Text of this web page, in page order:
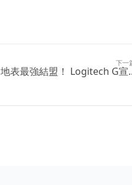
下一
地表最強結盟！ Logitech G宣